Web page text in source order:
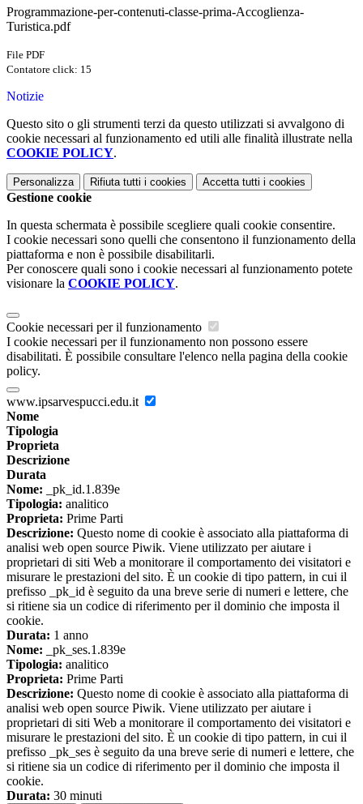
Programmazione-per-contenuti-classe-prima-Accoglienza-
Turistica.pdf
File PDF
Contatore click: 15
Notizie
Questo sito o gli strumenti terzi da questo utilizzati si avvalgono di
cookie necessari al funzionamento ed utili alle finalità illustrate nella
COOKIE POLICY.
Personalizza Rifiuta tutti i cookies Accetta tutti i cookies
Gestione cookie
In questa schermata è possibile scegliere quali cookie consentire.
I cookie necessari sono quelli che consentono il funzionamento della
piattaforma e non è possibile disabilitarli.
Per conoscere quali sono i cookie necessari al funzionamento potete
visionare la COOKIE POLICY.
Cookie necessari per il funzionamento
I cookie necessari per il funzionamento non possono essere
disabilitati. È possibile consultare l'elenco nella pagina della cookie
policy.
www.ipsarvespucci.edu.it
Nome
Tipologia
Proprieta
Descrizione
Durata
Nome: _pk_id.1.839e
Tipologia: analitico
Proprieta: Prime Parti
Descrizione: Questo nome di cookie è associato alla piattaforma di
analisi web open source Piwik. Viene utilizzato per aiutare i
proprietari di siti Web a monitorare il comportamento dei visitatori e
misurare le prestazioni del sito. È un cookie di tipo pattern, in cui il
prefisso _pk_id è seguito da una breve serie di numeri e lettere, che
si ritiene sia un codice di riferimento per il dominio che imposta il
cookie.
Durata: 1 anno
Nome: _pk_ses.1.839e
Tipologia: analitico
Proprieta: Prime Parti
Descrizione: Questo nome di cookie è associato alla piattaforma di
analisi web open source Piwik. Viene utilizzato per aiutare i
proprietari di siti Web a monitorare il comportamento dei visitatori e
misurare le prestazioni del sito. È un cookie di tipo pattern, in cui il
prefisso _pk_ses è seguito da una breve serie di numeri e lettere, che
si ritiene sia un codice di riferimento per il dominio che imposta il
cookie.
Durata: 30 minuti